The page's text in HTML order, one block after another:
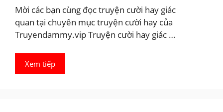
Mời các bạn cùng đọc truyện cười hay giác
quan tại chuyên mục truyện cười hay của
Truyendammy.vip Truyện cười hay giác …
Xem tiếp